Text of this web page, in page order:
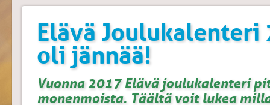
Elävä Joulukalenteri
oli jännää!
Vuonna 2017 Elävä joulukalenteri
monenmoista. Täältä voit lukea